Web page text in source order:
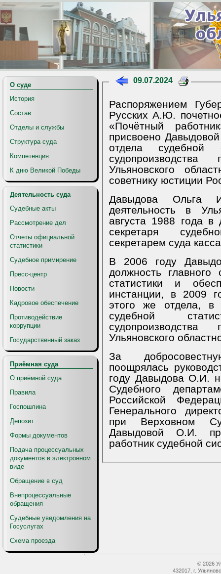
О суде
История
Состав
Отделы и службы
Структура суда
Компетенция
К дню Великой Победы
Деятельность суда
Судебные акты
Рассмотрение дел
Отчеты официальной
статистики
Судебное примирение
Пресс-центр
Новости
Кадровое обеспечение
Противодействие
коррупции
Государственный заказ
Приёмная суда
О приёмной суда
Правила
Госпошлина
Депозит
Формы документов
Подача процессуальных
документов в электронном
виде
Обращение в суд
Внепроцессуальные
обращения
Судебные уведомления на
Госуслугах
Схема проезда
09.07.2024
Распоряжением
Русских А.Ю.
«Почётный
присвоено
отдела судебной
Ульяновского
советнику юстиции
Давыдова Ольга
деятельность в
августа 1988 года в
секретаря
секретарем суда
В 2006 году
должность главного
статистики и
инстанции, в 2009 году
этого же отдела, в
судебной
Ульяновского
За
поощрялась
году Давыдова О.И.
Судебного
Российской
Генерального
при Верховном
Давыдовой О.И.
работник судебной
© 2026
432017, г.